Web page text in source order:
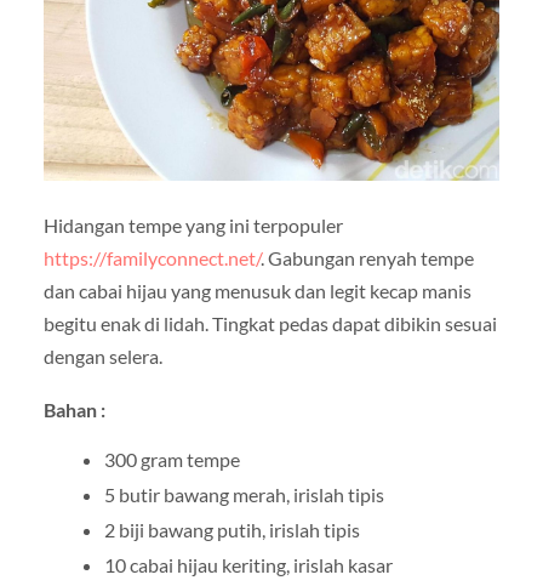
Hidangan tempe yang ini terpopuler
https://familyconnect.net/. Gabungan renyah tempe
dan cabai hijau yang menusuk dan legit kecap manis
begitu enak di lidah. Tingkat pedas dapat dibikin sesuai
dengan selera.
Bahan :
300 gram tempe
5 butir bawang merah, irislah tipis
2 biji bawang putih, irislah tipis
10 cabai hijau keriting, irislah kasar